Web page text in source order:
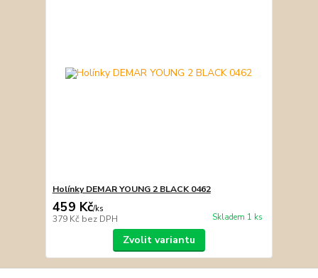
Holínky DEMAR YOUNG 2 BLACK 0462
459 Kč/ks
379 Kč bez DPH Skladem 1 ks
Zvolit variantu